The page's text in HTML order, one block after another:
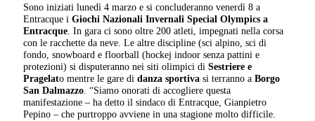
Sono iniziati lunedì 4 marzo e si concluderanno venerdì 8 a
Entracque iGiochi Nazionali Invernali Special Olympics a
Entracque . In gara ci sono oltre 200 atleti, impegnati nella corsa
con le racchette da neve. Le altre discipline (sci alpino, sci di
fondo, snowboard e floorball (hockej indoor senza pattini e
protezioni) si disputeranno nei siti olimpici diSestriere e
Pragelato mentre le gare didanza sportiva si terranno aBorgo
San Dalmazzo . “Siamo onorati di accogliere questa
manifestazione – ha detto il sindaco di Entracque, Gianpietro
Pepino – che purtroppo avviene in una stagione molto difficile.